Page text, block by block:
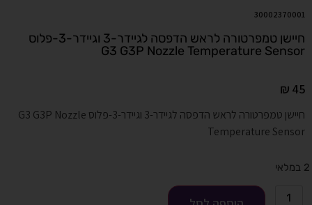
30002370001
חיישן טמפרטורה לראש הדפסה לגיידר-3 וגיידר-3-פלוס
G3 G3P Nozzle Temperature Sensor
₪ 45
חיישן טמפרטורה לראש הדפסה לגיידר-3 וגיידר-3-פלוס G3 G3P Nozzle
Temperature Sensor
2 במלאי